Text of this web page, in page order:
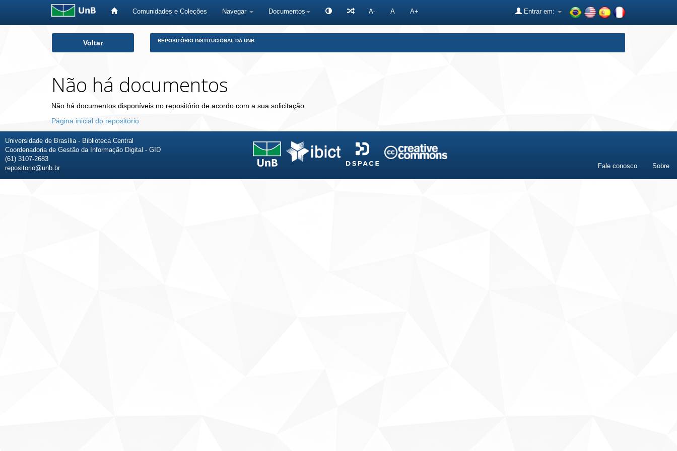
Comunidades e Coleções Navegar Documentos A- A A+ Entrar em:
Voltar REPOSITÓRIO INSTITUCIONAL DA UNB
Não há documentos
Não há documentos disponíveis no repositório de acordo com a sua solicitação.
Página inicial do repositório
Universidade de Brasília - Biblioteca Central
Coordenadoria de Gestão da Informação Digital - GID
(61) 3107-2683
repositorio@unb.br
Fale conosco Sobre